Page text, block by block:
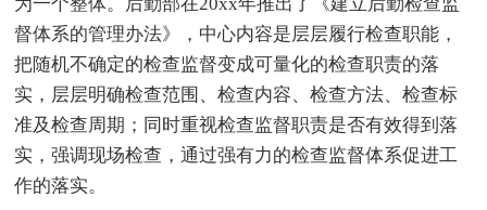
为一个整体。后勤部在20xx年推出了《建立后勤检查监
督体系的管理办法》，中心内容是层层履行检查职能，
把随机不确定的检查监督变成可量化的检查职责的落
实，层层明确检查范围、检查内容、检查方法、检查标
准及检查周期；同时重视检查监督职责是否有效得到落
实，强调现场检查，通过强有力的检查监督体系促进工
作的落实。